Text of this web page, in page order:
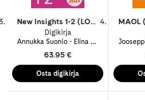
New Insights 1-2 (LOPS21) digikirja 12 kk ONL
Digikirja
Annukka Suonio Elina Karapalo Mark
63.95 €